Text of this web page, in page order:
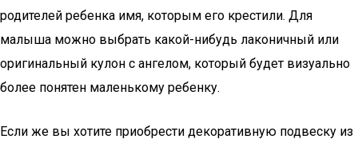
родителей ребенка имя, которым его крестили. Для
малыша можно выбрать какой-нибудь лаконичный или
оригинальный кулон с ангелом, который будет визуально
более понятен маленькому ребенку.
Если же вы хотите приобрести декоративную подвеску из